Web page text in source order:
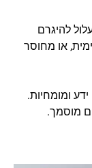
להיגרם
או מחוסר
ידע ומומחיות.
מוסמך.